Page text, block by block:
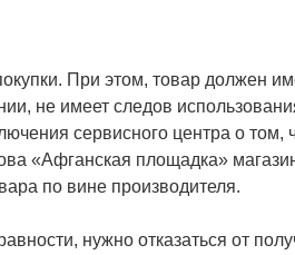
При этом, товар должен
не имеет следов
сервисного центра о том,
«Афганская площадка»
по вине производителя.
нужно отказаться от